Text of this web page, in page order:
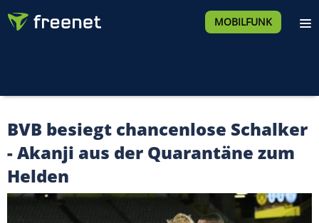
MOBILFUNK
BVB besiegt chancenlose Schalker
- Akanji aus der Quarantäne zum
Helden